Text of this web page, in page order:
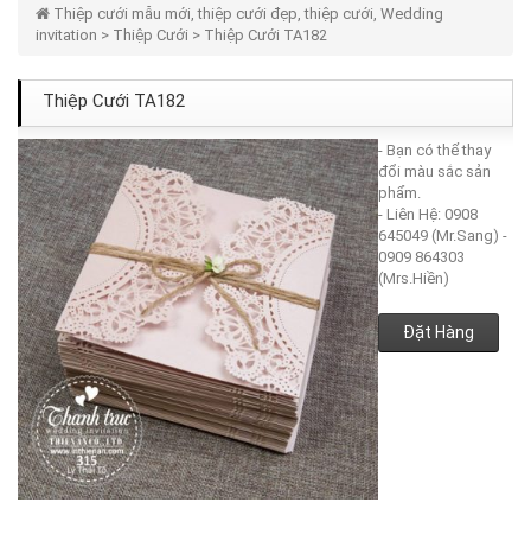
Thiệp cưới mẫu mới, thiệp cưới đẹp, thiệp cưới, Wedding
invitation > Thiệp Cưới > Thiệp Cưới TA182
Thiệp Cưới TA182
- Bạn có thể thay
đổi màu sắc sản
phẩm.
- Liên Hệ: 0908
645049 (Mr.Sang) -
0909 864303
(Mrs.Hiền)
Đặt Hàng